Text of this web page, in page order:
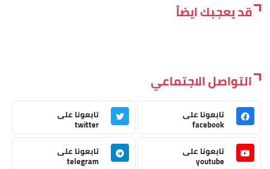
قد يعجبك ايضاً
التواصل الاجتماعي
تابعونا على
facebook
تابعونا على
twitter
تابعونا على
youtube
تابعونا على
telegram